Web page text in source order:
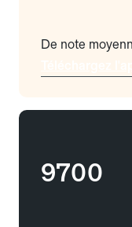
De note
9700